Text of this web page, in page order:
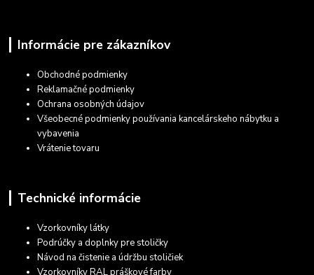
Informácie pre zákazníkov
Obchodné podmienky
Reklamačné podmienky
Ochrana osobných údajov
Všeobecné podmienky používania kancelárskeho nábytku a
vybavenia
Vrátenie tovaru
Technické informácie
Vzorkovníky látky
Podrúčky a doplnky pre stoličky
Návod na čistenie a údržbu stoličiek
Vzorkovníky RAL práškové farby